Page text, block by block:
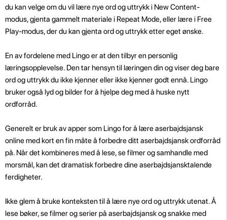
du kan velge om du vil lære nye ord og uttrykk i New Content-
modus, gjenta gammelt materiale i Repeat Mode, eller lære i Free
Play-modus, der du kan gjenta ord og uttrykk etter eget ønske.
En av fordelene med Lingo er at den tilbyr en personlig
læringsopplevelse. Den tar hensyn til læringen din og viser deg bare
ord og uttrykk du ikke kjenner eller ikke kjenner godt ennå. Lingo
bruker også lyd og bilder for å hjelpe deg med å huske nytt
ordforråd.
Generelt er bruk av apper som Lingo for å lære aserbajdsjansk
online med kort en fin måte å forbedre ditt aserbajdsjansk ordforråd
på. Når det kombineres med å lese, se filmer og samhandle med
morsmål, kan det dramatisk forbedre dine aserbajdsjansktalende
ferdigheter.
Ikke glem å bruke konteksten til å lære nye ord og uttrykk utenat. Å
lese bøker, se filmer og serier på aserbajdsjansk og snakke med